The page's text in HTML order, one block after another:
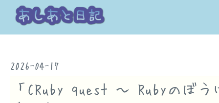
2026-04-17
「CRuby quest ～ Rubyのぼ